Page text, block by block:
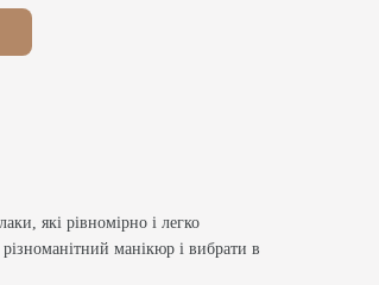
які рівномірно і легко
манікюр і вибрати в